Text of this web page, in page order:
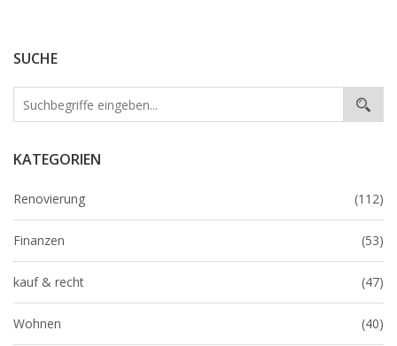
SUCHE
KATEGORIEN
Renovierung (112)
Finanzen (53)
kauf & recht (47)
Wohnen (40)